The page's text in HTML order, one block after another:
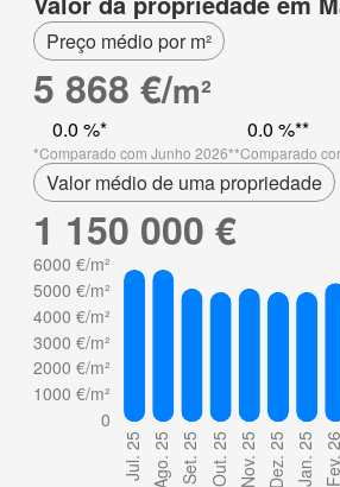
Preço médio por m²
5 868 €/m²
0.0 %
Comparado com Junho 2026
0.0 %
Comparado
Valor médio de uma propriedade
1 150 000 €